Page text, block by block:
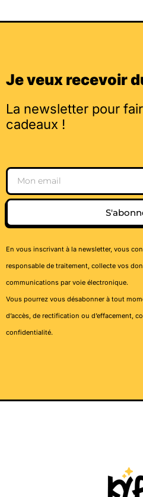
Je veux recevoir
La newsletter pour
cadeaux !
Email
En vous inscrivant à la newsletter, vous
responsable de traitement, collecte vos
communications par voie électronique.
Vous pourrez vous désabonner à tout
d’accès, de rectification ou d’effacement,
confidentialité.